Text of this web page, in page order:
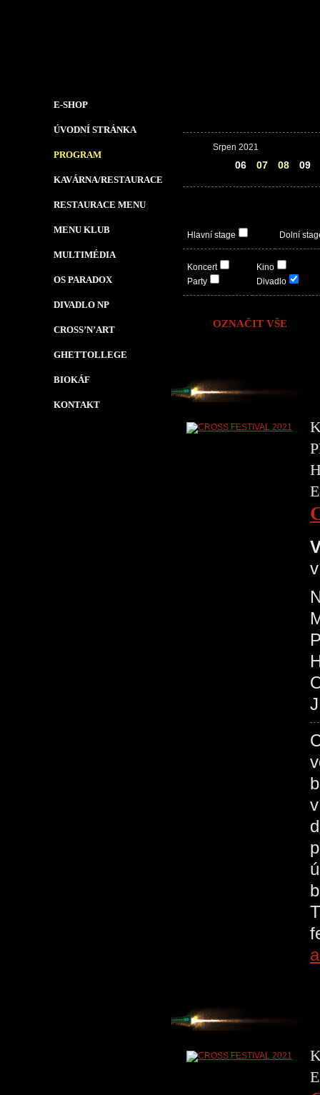
E-SHOP
ÚVODNÍ STRÁNKA
PROGRAM
KAVÁRNA/RESTAURACE
RESTAURACE MENU
MENU KLUB
MULTIMÉDIA
OS PARADOX
DIVADLO NP
CROSS’N’ART
GHETTOLLEGE
BIOKÁF
KONTAKT
Srpen 2021
06 07 08 09
Hlavní stage Dolní
Koncert
Party
Kino
Divadlo
OZNAČIT VŠE